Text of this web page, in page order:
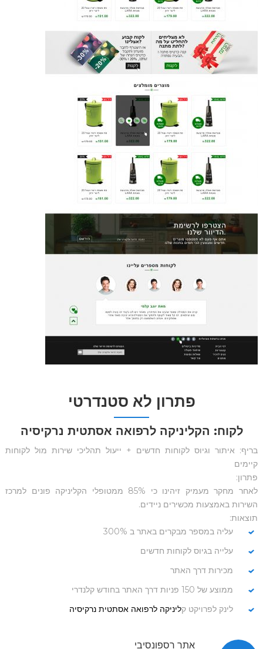
פתרון לא סטנדרטי
לקוח: הקליניקה לרפואה אסתטית נרקיסיה
בריף: איתור וגיוס לקוחות חדשים + ייעול תהליכי שירות מול לקוחות
קיימים
פתרון:
לאחר מחקר מעמיק זיהינו כי 85% ממטופלי הקליניקה פונים למרכז
השירות באמצעות מכשירים ניידים.
תוצאות:
עליה במספר מבקרים באתר ב 300%
עלייה בגיוס לקוחות חדשים
מכירות דרך האתר
ממוצע של 150 פניות דרך האתר בחודש קלנדרי
לינק לפרויקט קליניקה לרפואה אסתטית נרקיסיה
אתר רספונסיבי